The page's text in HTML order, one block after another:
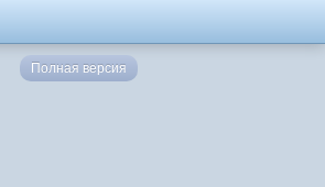
Полная версия